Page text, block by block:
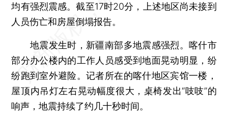
均有强烈震感。截至17时20分，上述地区尚未接到
人员伤亡和房屋倒塌报告。
地震发生时，新疆南部多地震感强烈。喀什市
部分办公楼内的工作人员感受到地面晃动明显，纷
纷跑到室外避险。记者所在的喀什地区宾馆一楼，
屋顶内吊灯左右晃动幅度很大，桌椅发出“吱吱”的
响声，地震持续了约几十秒时间。